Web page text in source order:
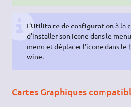
L'Utilitaire de configurationà la
d'installer son icone dans le
menu et déplacer l'icone dans le
wine.
Cartes Graphiques